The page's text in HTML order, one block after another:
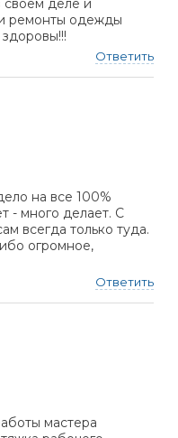
ремонты одежды
Ответить
на все 100%
- много делает. С
всегда только туда.
огромное,
Ответить
мастера